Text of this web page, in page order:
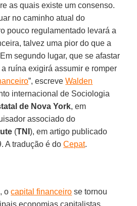
as quais existe um consenso.
no caminho atual do
pouco regulamentado levará a
talvez uma pior do que a
segundo lugar, que se afastar
ruína exigirá assumir e romper
”, escreveWalden
internacional de Sociologia
de Nova York, em
associado do
(TNI), em artigo publicado
A tradução é doCepat.
ocapital financeiro se tornou
economias capitalistas,